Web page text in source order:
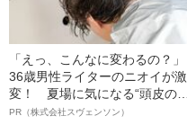
「えっ、こんなに変わるの？」
36歳男性ライターのニオイが激
変！ 夏場に気になる“頭皮のニ
オイ”や“ベタつき”を解消す
PR（株式会社スヴェンソン）